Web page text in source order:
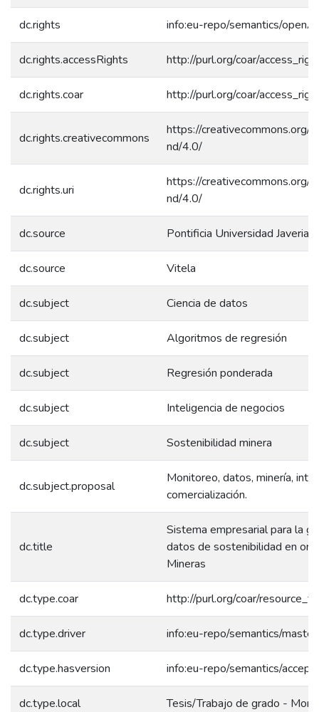
dc.rights info:eu-repo/semantics/
dc.rights.accessRights http://purl.org/coar/
dc.rights.coar http://purl.org/coar/
dc.rights.creativecommons
https://creativecommons.org/
nd/4.0/
dc.rights.uri
https://creativecommons.org/
nd/4.0/
dc.source Pontificia Universidad
dc.source Vitela
dc.subject Ciencia de datos
dc.subject Algoritmos de regresión
dc.subject Regresión ponderada
dc.subject Inteligencia de negocios
dc.subject Sostenibilidad minera
dc.subject.proposal
Monitoreo, datos, minería,
comercialización.
dc.title
Sistema empresarial para la
datos de sostenibilidad en
Mineras
dc.type.coar http://purl.org/coar/
dc.type.driver info:eu-repo/semantics/
dc.type.hasversion info:eu-repo/semantics/
dc.type.local Tesis/Trabajo de grado -